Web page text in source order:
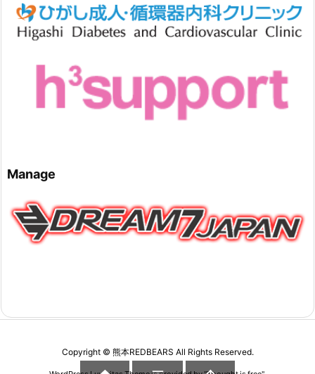
Manage
Copyright © 熊本REDBEARS All Rights Reserved.